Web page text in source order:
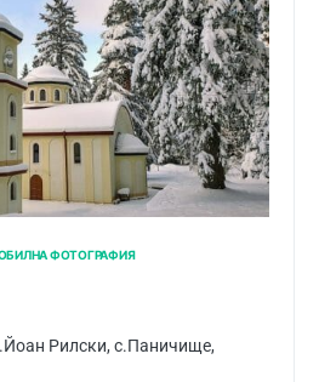
ФОТОГРАФИЯ
Рилски, с.Паничище,